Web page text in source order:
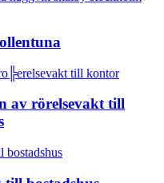
av rörelsevakt till